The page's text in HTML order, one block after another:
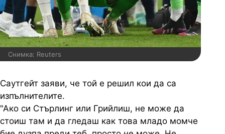
Снимка: Reuters
Саутгейт заяви, че той е решил кои да са
изпълнителите.
"Ако си Стърлинг или Грийлиш, не може да
стоиш там и да гледаш как това младо момче